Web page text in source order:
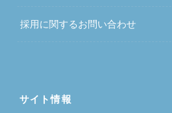
採用に関するお問い合わせ
サイト情報